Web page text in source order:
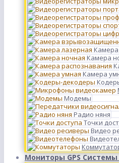
Камера
Камера
Модемы
Радио няня
Точки
Видео
Мониторы GPS Системы